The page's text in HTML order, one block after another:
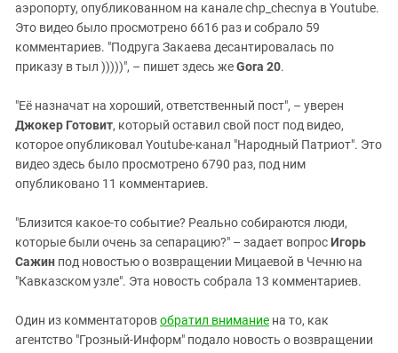
аэропорту, опубликованном на канале chp_checnya в Youtube.
Это видео было просмотрено 6616 раз и собрало 59
комментариев. "Подруга Закаева десантировалась по
приказу в тыл )))))", – пишет здесь жеGora 20.
"Её назначат на хороший, ответственный пост", – уверен
Джокер Готовит, который оставил свой пост под видео,
которое опубликовал Youtube-канал "Народный Патриот". Это
видео здесь было просмотрено 6790 раз, под ним
опубликовано 11 комментариев.
"Близится какое-то событие? Реально собираются люди,
которые были очень за сепарацию?" – задает вопросИгорь
Сажин под новостью о возвращении Мицаевой в Чечню на
"Кавказском узле". Эта новость собрала 13 комментариев.
Один из комментаторовобратил внимание на то, как
агентство "Грозный-Информ" подало новость о возвращении